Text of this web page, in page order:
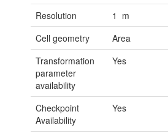
Resolution
1 m
Cell geometry
Area
Transformation
parameter
availability
Yes
Checkpoint
Availability
Yes